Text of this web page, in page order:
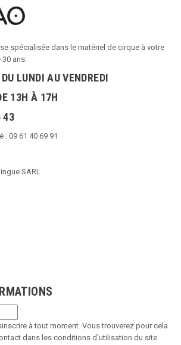
spécialisée dans le matériel de cirque à votre
ans.
LUNDI AU VENDREDI
13H À 17H
43
09 61 40 69 91
SARL
à tout moment. Vous trouverez pour cela
dans les conditions d'utilisation du site.